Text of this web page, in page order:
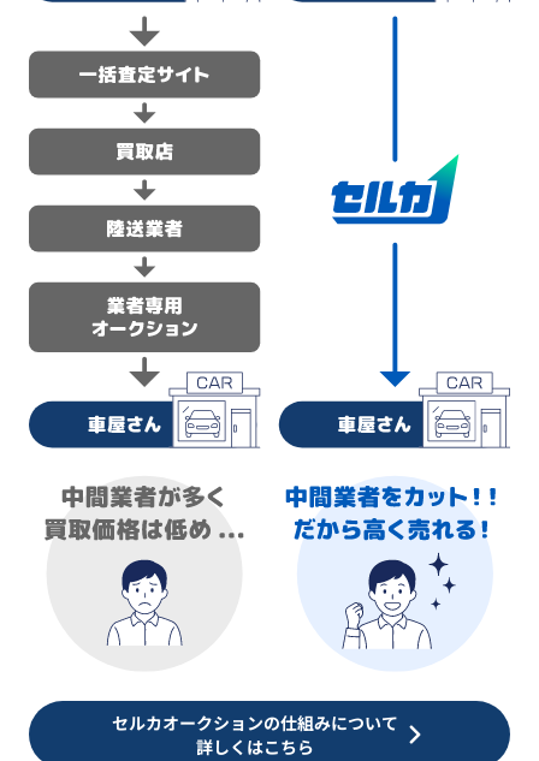
セルカオークションの仕組みについて
詳しくはこちら